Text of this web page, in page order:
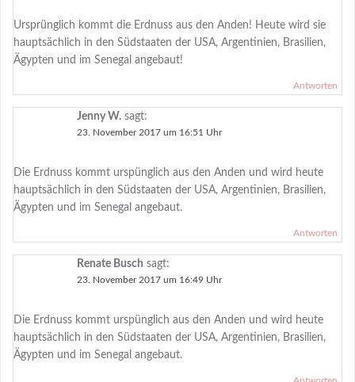
Ursprünglich kommt die Erdnuss aus den Anden! Heute wird sie
hauptsächlich in den Südstaaten der USA, Argentinien, Brasilien,
Ägypten und im Senegal angebaut!
Antworten
Jenny W. sagt:
23. November 2017 um 16:51 Uhr
Die Erdnuss kommt urspünglich aus den Anden und wird heute
hauptsächlich in den Südstaaten der USA, Argentinien, Brasilien,
Ägypten und im Senegal angebaut.
Antworten
Renate Busch sagt:
23. November 2017 um 16:49 Uhr
Die Erdnuss kommt urspünglich aus den Anden und wird heute
hauptsächlich in den Südstaaten der USA, Argentinien, Brasilien,
Ägypten und im Senegal angebaut.